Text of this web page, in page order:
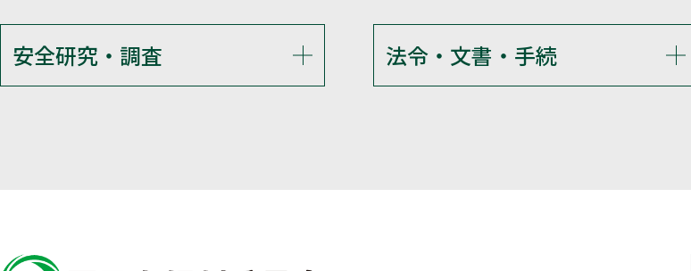
安全研究・調査 法令・文書・手続